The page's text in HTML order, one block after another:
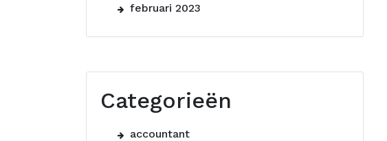
februari 2023
Categorieën
accountant